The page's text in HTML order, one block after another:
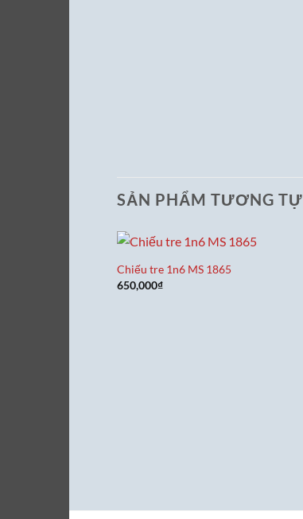
SẢN PHẨM TƯƠNG TỰ
Chiếu tre 1n6 MS 1865
650,000₫